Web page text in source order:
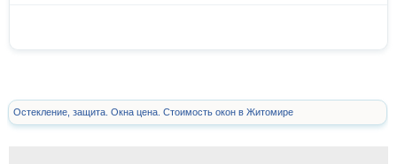
Остекление, защита. Окна цена. Стоимость окон в Житомире